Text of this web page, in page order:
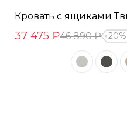
Кровать с ящиками
37 475 ₽46 890 ₽ 20%